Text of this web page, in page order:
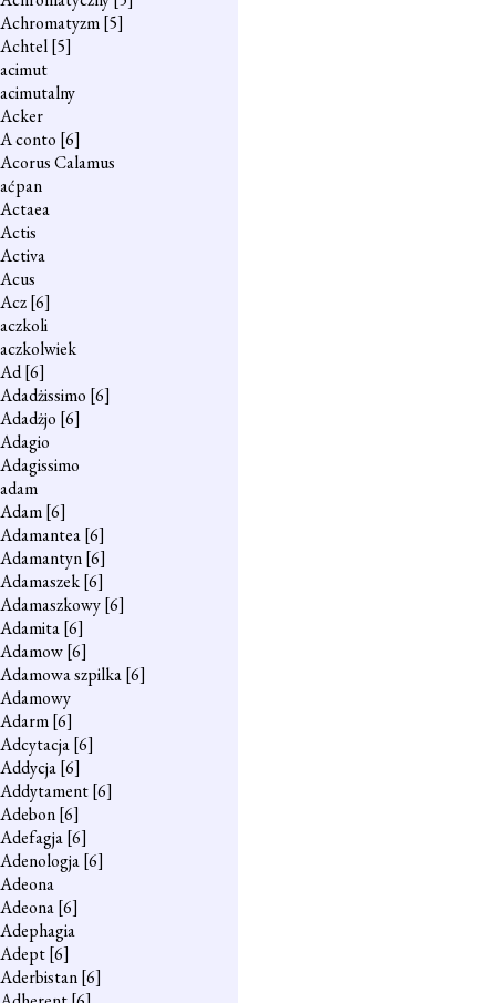
Achromatyzm[5]
Achtel[5]
acimut
acimutalny
Acker
A conto [6]
Acorus Calamus
aćpan
Actaea
Actis
Activa
Acus
Acz[6]
aczkoli
aczkolwiek
Ad[6]
Adadżissimo [6]
Adadżjo [6]
Adagio
Adagissimo
adam
Adam[6]
Adamantea[6]
Adamantyn[6]
Adamaszek[6]
Adamaszkowy[6]
Adamita[6]
Adamow[6]
Adamowa szpilka[6]
Adamowy
Adarm[6]
Adcytacja[6]
Addycja[6]
Addytament[6]
Adebon[6]
Adefagja[6]
Adenologja[6]
Adeona
Adeona[6]
Adephagia
Adept[6]
Aderbistan[6]